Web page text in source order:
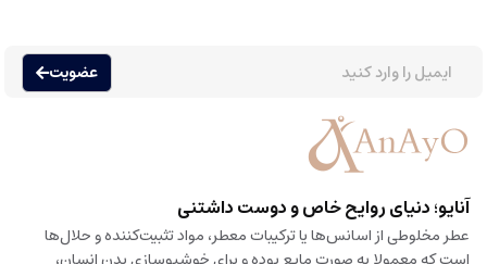
عضویت
آنایو؛ دنیای روایح خاص و دوست داشتنی
عطر مخلوطی از اسانس‌ها یا ترکیبات معطر، مواد تثبیت‌کننده و حلال‌ها